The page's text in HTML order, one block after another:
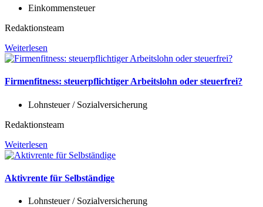
Einkommensteuer
Redaktionsteam
Weiterlesen
Firmenfitness: steuerpflichtiger Arbeitslohn oder steuerfrei?
Lohnsteuer / Sozialversicherung
Redaktionsteam
Weiterlesen
Aktivrente für Selbständige
Lohnsteuer / Sozialversicherung